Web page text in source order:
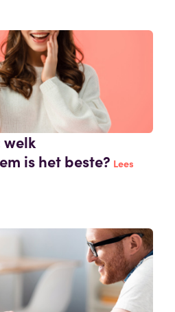
welk
is het beste? Lees